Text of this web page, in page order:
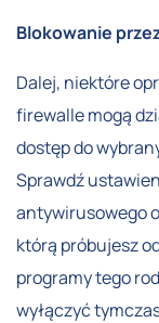
Blokowanie
Dalej, niektóre
firewalle mogą
dostęp do
Sprawdź
antywirusowego
którą próbujesz
programy tego
wyłączyć